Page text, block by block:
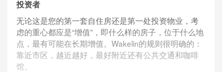
投资者
无论这是您的第一套自住房还是第一处投资物业，考
虑的重心都应是“增值”，即什么样的房子，位于什么地
点，最有可能在长期增值。Wakelin的规则很明确的：
靠近市区，越近越好，最好附近还有公共交通和咖啡
馆。